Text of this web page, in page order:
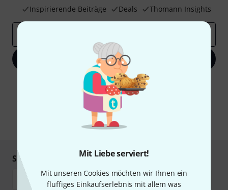
Mit Liebe serviert!
Mit unseren Cookies möchten wir Ihnen ein
fluffiges Einkaufserlebnis mit allem was
Inspirierende Beiträge
Deals Thomann Insights
Jetzt anmelden
Mit Klick auf „Jetzt anmelden“ stimmen Sie dem Erhalt von E-Mail-
Werbung und einer Messung des E-Mail-Nutzungsverhaltens zu. Die
Abmeldung ist jederzeit möglich. Weitere Informationen finden Sie in
unseren
Datenschutzhinweisen
* Pflichtfeld
Sicher einkaufen & bezahlen